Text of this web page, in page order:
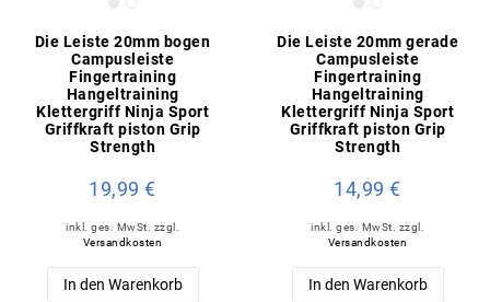
Die Leiste 20mm bogen
Campusleiste
Fingertraining
Hangeltraining
Klettergriff Ninja Sport
Griffkraft piston Grip
Strength
19,99 €
inkl. ges. MwSt.
zzgl.
Versandkosten
In den Warenkorb
Die Leiste 20mm gerade
Campusleiste
Fingertraining
Hangeltraining
Klettergriff Ninja Sport
Griffkraft piston Grip
Strength
14,99 €
inkl. ges. MwSt.
zzgl.
Versandkosten
In den Warenkorb